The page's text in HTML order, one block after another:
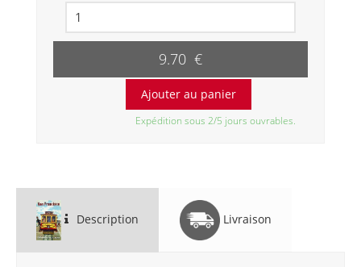
9.70 €
Expédition sous 2/5 jours ouvrables.
Description Livraison